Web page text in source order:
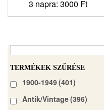
3 napra:3000 Ft
TERMÉKEK SZŰRÉSE
1900-1949(401)
Antik/Vintage(396)